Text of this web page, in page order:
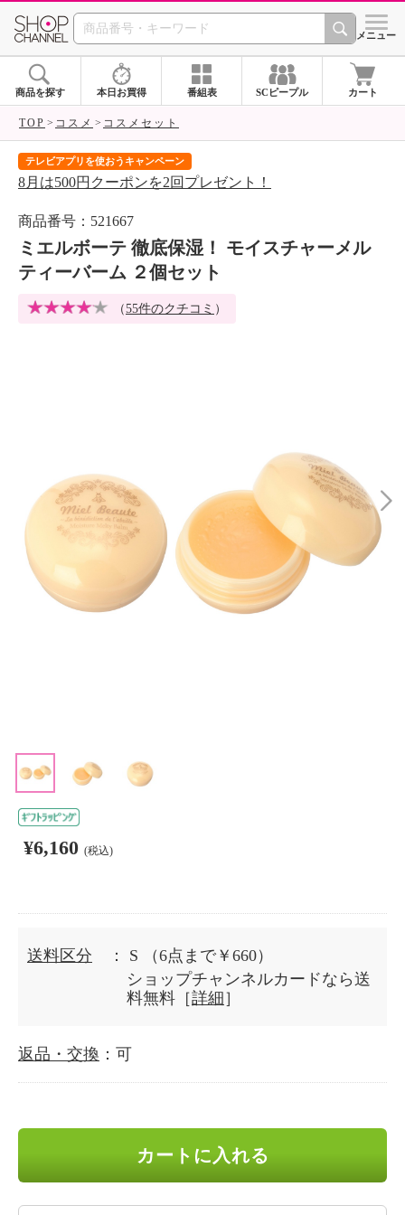
SHOP CHANNEL シメニュー
商品を探す 本日お買得 番組表 SCピープル カート
TOP コスメ コスメセット
テレビアプリを使おうキャンペーン
8月は500円クーポンを2回プレゼント！
商品番号：521667
ミエルボーテ 徹底保湿！ モイスチャーメル
ティーバーム ２個セット
（55件のクチコミ ）
¥6,160 (税込)
送料区分 ： S
（6点まで￥660）
ショップチャンネルカードなら送
料無料［詳細 ］
返品・交換 ：可
カートに入れる